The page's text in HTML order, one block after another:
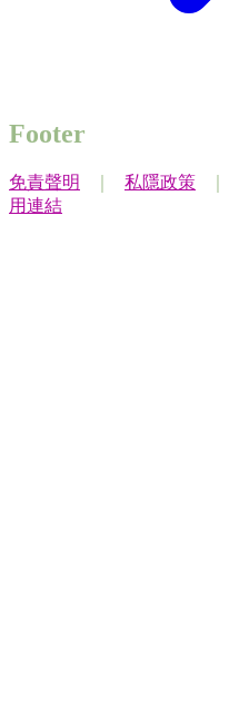
Footer
免責聲明 私隱政策
用連結